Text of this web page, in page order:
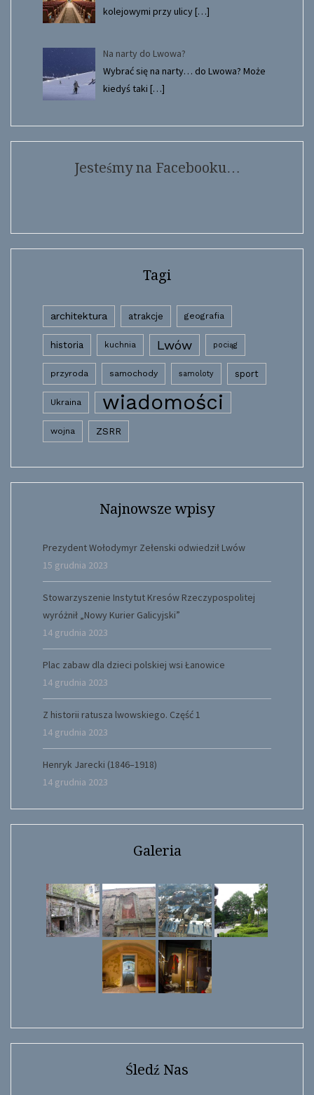
kolejowymi przy ulicy[…]
Na narty do Lwowa?
Wybrać się na narty… do Lwowa? Może
kiedyś taki […]
Jesteśmy na Facebooku…
Tagi
architektura atrakcje geografia
historia kuchnia Lwów pociąg
przyroda samochody samoloty sport
Ukraina wiadomości
wojna ZSRR
Najnowsze wpisy
Prezydent Wołodymyr Zełenski odwiedził Lwów
15 grudnia 2023
Stowarzyszenie Instytut Kresów Rzeczypospolitej
wyróżnił „Nowy Kurier Galicyjski”
14 grudnia 2023
Plac zabaw dla dzieci polskiej wsi Łanowice
14 grudnia 2023
Z historii ratusza lwowskiego. Część 1
14 grudnia 2023
Henryk Jarecki (1846–1918)
14 grudnia 2023
Galeria
Śledź Nas